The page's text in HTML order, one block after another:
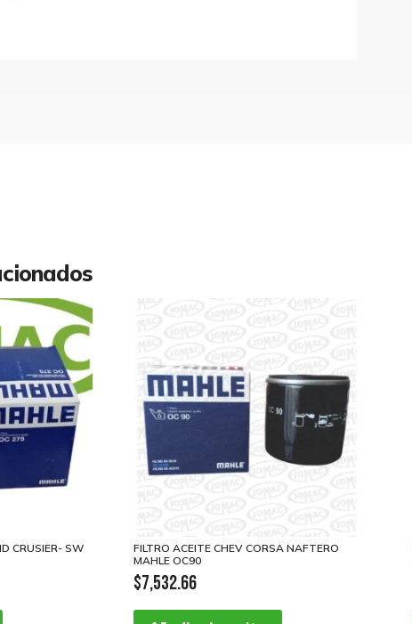
CRUSIER- SW
FILTRO ACEITE CHEV CORSA NAFTERO
MAHLE OC90
$7,532.66